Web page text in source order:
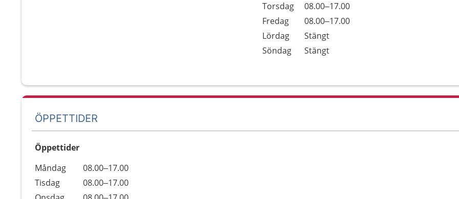
Torsdag
08.00–17.00
Fredag
08.00–17.00
Lördag
Stängt
Söndag
Stängt
ÖPPETTIDER
Öppettider
Dag
Öppettider
Kommentarer
Måndag
08.00–17.00
Tisdag
08.00–17.00